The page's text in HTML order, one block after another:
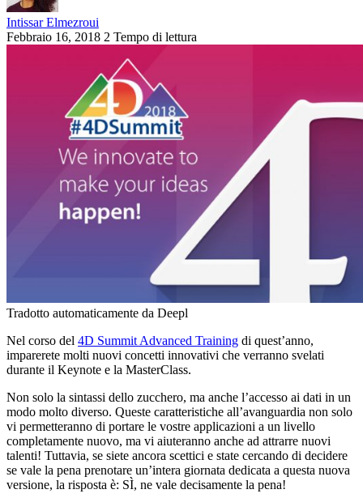
Intissar Elmezroui
Febbraio 16, 2018 2 Tempo di lettura
Tradotto automaticamente da Deepl
Nel corso del 4D Summit Advanced Training di quest’anno,
imparerete molti nuovi concetti innovativi che verranno svelati
durante il Keynote e la MasterClass.
Non solo la sintassi dello zucchero, ma anche l’accesso ai dati in un
modo molto diverso. Queste caratteristiche all’avanguardia non solo
vi permetteranno di portare le vostre applicazioni a un livello
completamente nuovo, ma vi aiuteranno anche ad attrarre nuovi
talenti! Tuttavia, se siete ancora scettici e state cercando di decidere
se vale la pena prenotare un’intera giornata dedicata a questa nuova
versione, la risposta è: SÌ, ne vale decisamente la pena!